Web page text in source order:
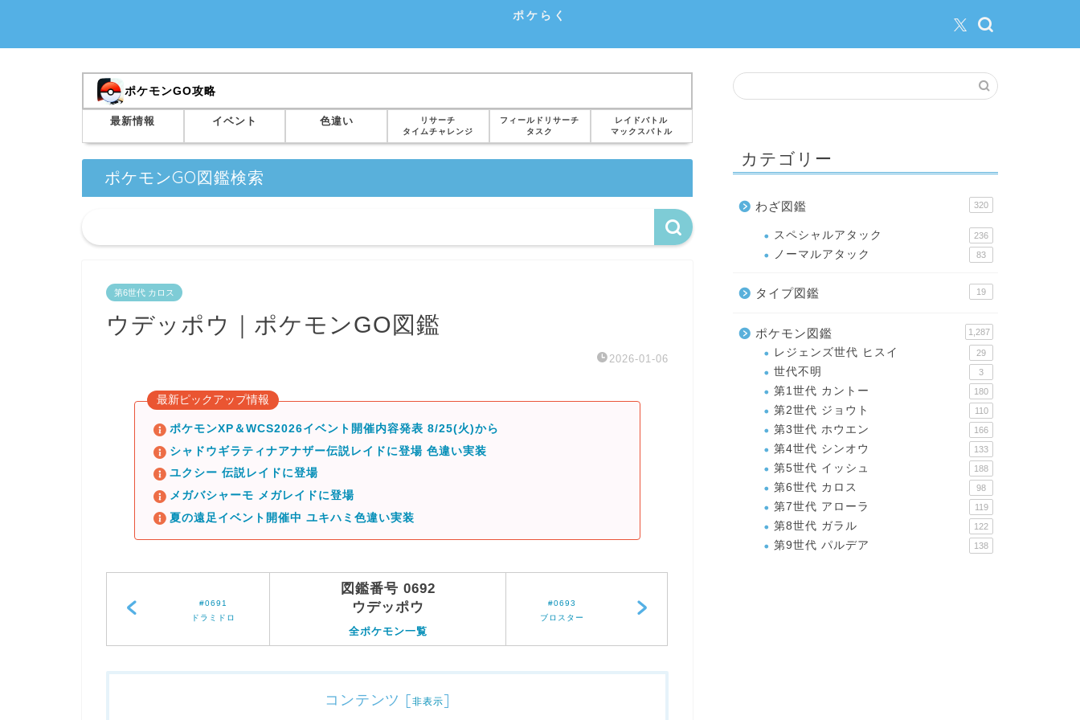
ポケらく
ポケモンGO攻略
最新情報 イベント 色違い
リサーチ
タイムチャレンジ
フィールドリサーチ
タスク
レイドバトル
マックスバトル
ポケモンGO図鑑検索
第6世代 カロス
ウデッポウ｜ポケモンGO図鑑
2026-01-06
最新ピックアップ情報
ポケモンXP＆WCS2026イベント開催内容発表 8/25(火)から
シャドウギラティナアナザー伝説レイドに登場 色違い実装
ユクシー 伝説レイドに登場
メガバシャーモ メガレイドに登場
夏の遠足イベント開催中 ユキハミ色違い実装
#0691
ドラミドロ
図鑑番号 0692
ウデッポウ
全ポケモン一覧
#0693
ブロスター
コンテンツ [非表示]
カテゴリー
わざ図鑑 320
スペシャルアタック 236
ノーマルアタック 83
タイプ図鑑 19
ポケモン図鑑 1,287
レジェンズ世代 ヒスイ 29
世代不明 3
第1世代 カントー 180
第2世代 ジョウト 110
第3世代 ホウエン 166
第4世代 シンオウ 133
第5世代 イッシュ 188
第6世代 カロス 98
第7世代 アローラ 119
第8世代 ガラル 122
第9世代 パルデア 138